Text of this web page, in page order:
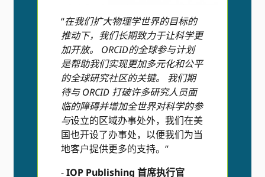
“在我们扩大物理学世界的目标的
推动下，我们长期致力于让科学更
加开放。 ORCID的全球参与计划
是帮助我们实现更加多元化和公平
的全球研究社区的关键。 我们期
待与 ORCID 打破许多研究人员面
临的障碍并增加全世界对科学的参
与设立的区域办事处外，我们在美
国也开设了办事处，以便我们为当
地客户提供更多的支持。“
-IOP Publishing 首席执行官